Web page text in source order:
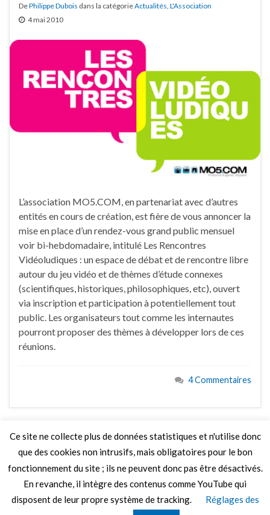
DePhilippe Dubois dans la catégorieActualités L'Association
4 mai 2010
L’association MO5.COM, en partenariat avec d’autres
entités en cours de création, est fière de vous annoncer la
mise en place d’un rendez-vous grand public mensuel
voir bi-hebdomadaire, intitulé Les Rencontres
Vidéoludiques : un espace de débat et de rencontre libre
autour du jeu vidéo et de thèmes d’étude connexes
(scientifiques, historiques, philosophiques, etc), ouvert
via inscription et participation à potentiellement tout
public. Les organisateurs tout comme les internautes
pourront proposer des thèmes à développer lors de ces
réunions.
4 Commentaires
LIRE PLUS
Ce site ne collecte plus de données statistiques et n'utilise donc
que des cookies non intrusifs, mais obligatoires pour le bon
fonctionnement du site ; ils ne peuvent donc pas être désactivés.
En revanche, il intègre des contenus comme YouTube qui
disposent de leur propre système de tracking.
Réglages des